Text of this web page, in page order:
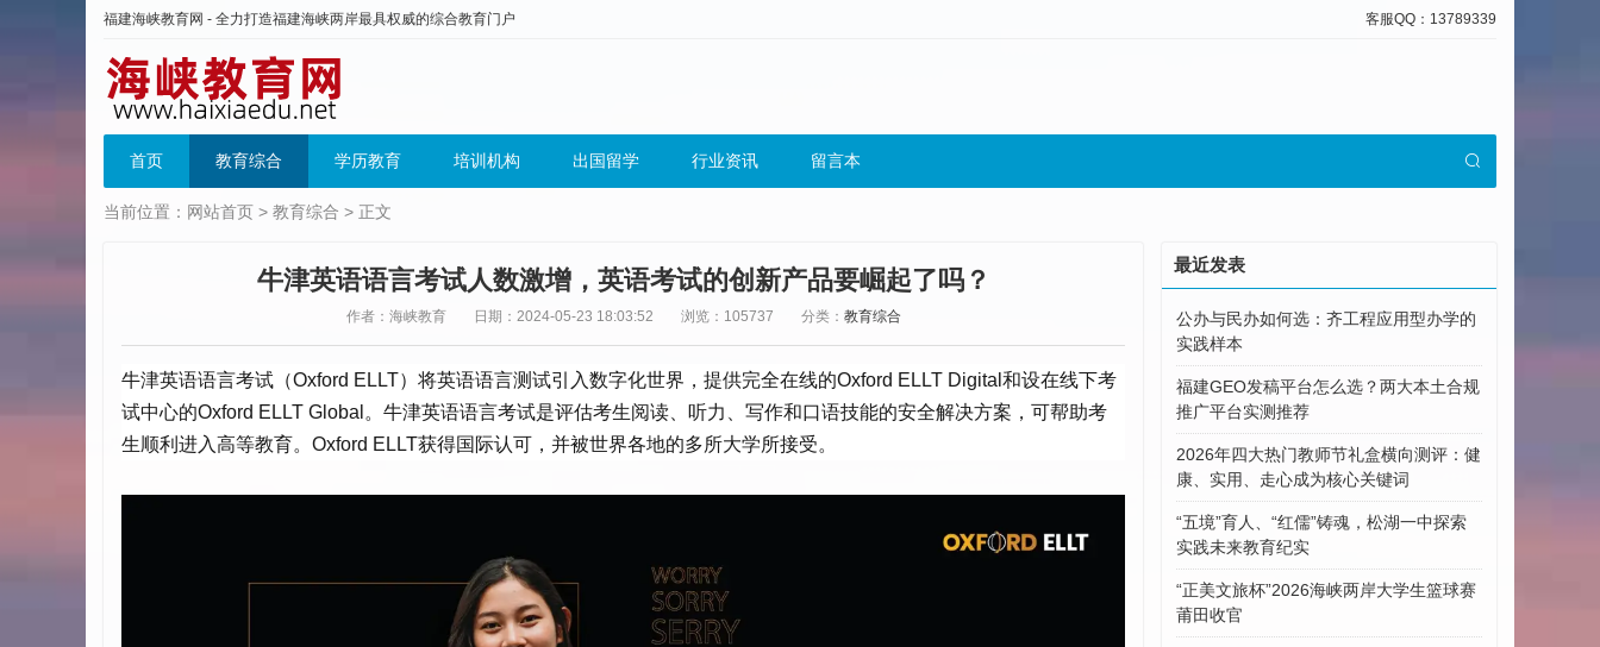
福建海峡教育网 - 全力打造福建海峡两岸最具权威的综合教育门户 客服QQ：13789339
首页 教育综合 学历教育 培训机构 出国留学 行业资讯 留言本
当前位置： 网站首页 > 教育综合 > 正文
牛津英语语言考试人数激增，英语考试的创新产品要崛起了吗？
作者：海峡教育 日期：2024-05-23 18:03:52 浏览：105737 分类： 教育综合
牛津英语语言考试（Oxford ELLT）将英语语言测试引入数字化世界，提供完全在线的Oxford ELLT Digital和设在线下考
试中心的Oxford ELLT Global。牛津英语语言考试是评估考生阅读、听力、写作和口语技能的安全解决方案，可帮助考
生顺利进入高等教育。Oxford ELLT获得国际认可，并被世界各地的多所大学所接受。
最近发表
公办与民办如何选：齐工程应用型办学的
实践样本
福建GEO发稿平台怎么选？两大本土合规
推广平台实测推荐
2026年四大热门教师节礼盒横向测评：健
康、实用、走心成为核心关键词
“五境”育人、“红儒”铸魂，松湖一中探索
实践未来教育纪实
“正美文旅杯”​2026海峡两岸大学生篮球赛
莆田收官